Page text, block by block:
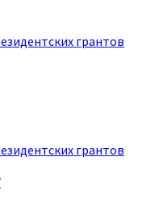
грантов
грантов